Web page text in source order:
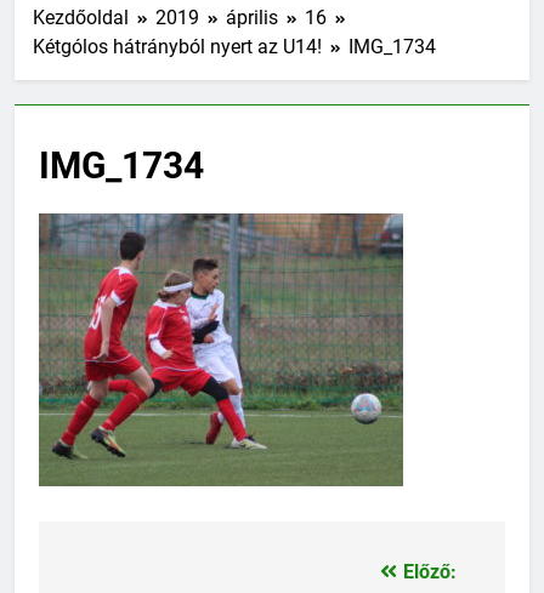
Kezdőoldal 2019 április
16
Kétgólos hátrányból nyert az U14!
IMG_1734
IMG_1734
Előző: